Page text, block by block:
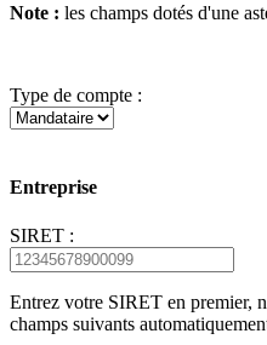
Note : les champs dotés d'une
Type de compte :
Entreprise
SIRET :
Entrez votre SIRET en premier,
champs suivants